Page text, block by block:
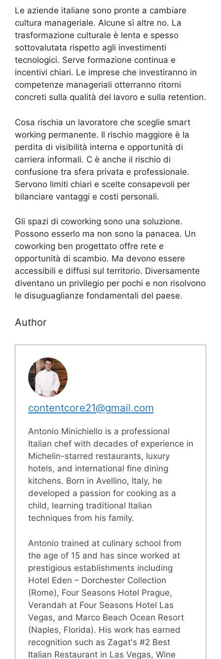
Le aziende italiane sono pronte a cambiare
cultura manageriale. Alcune sì altre no. La
trasformazione culturale è lenta e spesso
sottovalutata rispetto agli investimenti
tecnologici. Serve formazione continua e
incentivi chiari. Le imprese che investiranno in
competenze manageriali otterranno ritorni
concreti sulla qualità del lavoro e sulla retention.
Cosa rischia un lavoratore che sceglie smart
working permanente. Il rischio maggiore è la
perdita di visibilità interna e opportunità di
carriera informali. C è anche il rischio di
confusione tra sfera privata e professionale.
Servono limiti chiari e scelte consapevoli per
bilanciare vantaggi e costi personali.
Gli spazi di coworking sono una soluzione.
Possono esserlo ma non sono la panacea. Un
coworking ben progettato offre rete e
opportunità di scambio. Ma devono essere
accessibili e diffusi sul territorio. Diversamente
diventano un privilegio per pochi e non risolvono
le disuguaglianze fondamentali del paese.
Author
contentcore21@gmail.com
Antonio Minichiello is a professional
Italian chef with decades of experience in
Michelin-starred restaurants, luxury
hotels, and international fine dining
kitchens. Born in Avellino, Italy, he
developed a passion for cooking as a
child, learning traditional Italian
techniques from his family.
Antonio trained at culinary school from
the age of 15 and has since worked at
prestigious establishments including
Hotel Eden – Dorchester Collection
(Rome), Four Seasons Hotel Prague,
Verandah at Four Seasons Hotel Las
Vegas, and Marco Beach Ocean Resort
(Naples, Florida). His work has earned
recognition such as Zagat's #2 Best
Italian Restaurant in Las Vegas, Wine